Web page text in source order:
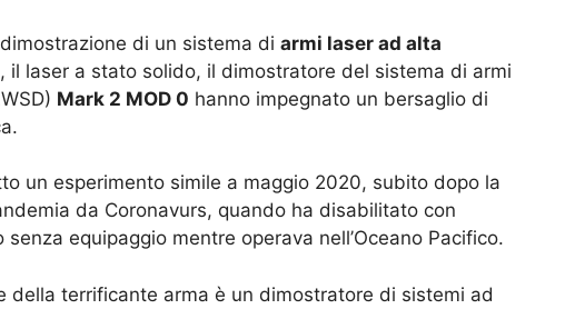
di un sistema di armi laser ad alta
il laser a stato solido, il dimostratore del sistema di armi
Mark 2 MOD 0 hanno impegnato un bersaglio di
un esperimento simile a maggio 2020, subito dopo la
da Coronavurs, quando ha disabilitato con
equipaggio mentre operava nell’Oceano Pacifico.
della terrificante arma è un dimostratore di sistemi ad